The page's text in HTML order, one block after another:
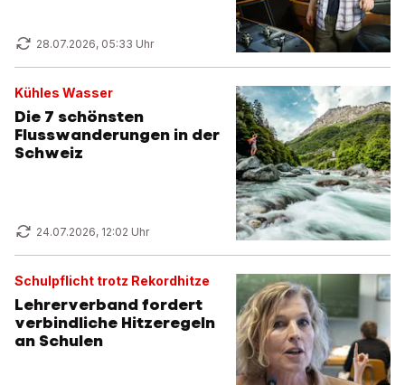
28.07.2026, 05:33 Uhr
Kühles Wasser
Die 7 schönsten
Flusswanderungen in der
Schweiz
24.07.2026, 12:02 Uhr
Schulpflicht trotz Rekordhitze
Lehrerverband fordert
verbindliche Hitzeregeln
an Schulen